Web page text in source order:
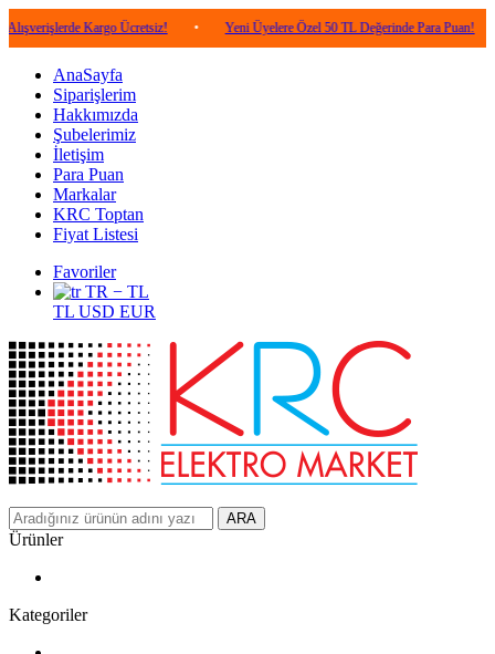
Kargo Ücretsiz! • Yeni Üyelere Özel 50 TL Değerinde Para Puan! •
AnaSayfa
Siparişlerim
Hakkımızda
Şubelerimiz
İletişim
Para Puan
Markalar
KRC Toptan
Fiyat Listesi
Favoriler
TR − TL
TL USD EUR
ARA
Ürünler
Kategoriler